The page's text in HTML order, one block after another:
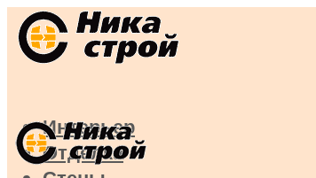
Интерьер
Отделка